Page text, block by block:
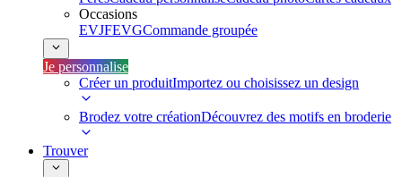
Occasions
EVJFEVGCommande groupée
Je personnalise
Créer un produitImportez ou choisissez un design
Brodez votre créationDécouvrez des motifs en broderie
Trouver